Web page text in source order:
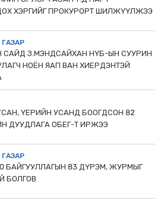
ХЭРГИЙГ ПРОКУРОРТ ШИЛЖҮҮЛЖЭЭ
САЙД З.МЭНДСАЙХАН НҮБ-ЫН СУУРИН
НОЁН ЯАП ВАН ХИЕРДЭНТЭЙ
ҮЕРИЙН УСАНД БООГДСОН 82
ДУУДЛАГА ОБЕГ-Т ИРЖЭЭ
БАЙГУУЛЛАГЫН 83 ДҮРЭМ, ЖУРМЫГ
БОЛГОВ